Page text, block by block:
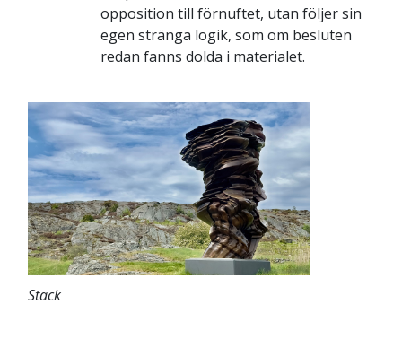
opposition till förnuftet, utan följer sin
egen stränga logik, som om besluten
redan fanns dolda i materialet.
Stack